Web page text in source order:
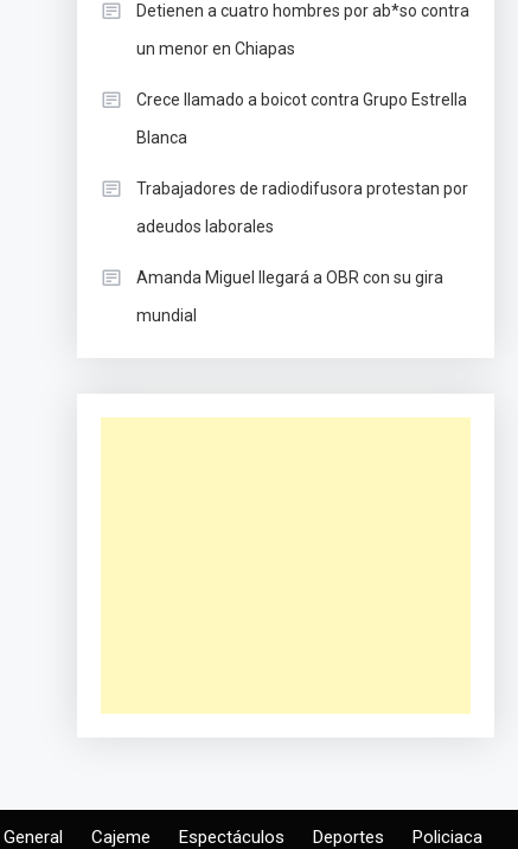
Detienen a cuatro hombres por ab*so contra
un menor en Chiapas
Crece llamado a boicot contra Grupo Estrella
Blanca
Trabajadores de radiodifusora protestan por
adeudos laborales
Amanda Miguel llegará a OBR con su gira
mundial
General Cajeme Espectáculos Deportes Policiaca